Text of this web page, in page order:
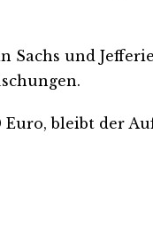
Sachs und
bleibt der